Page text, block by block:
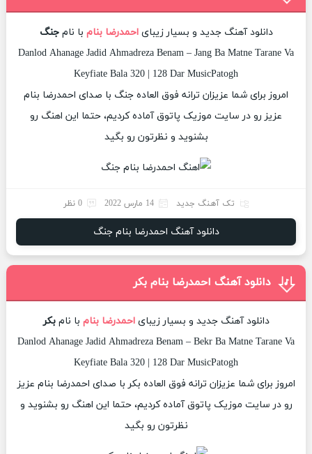
دانلود آهنگ جدید و بسیار زیبایاحمدرضا بنام با نامجنگ
Danlod Ahanage Jadid Ahmadreza Benam – Jang Ba Matne Tarane Va
Keyfiate Bala 320 | 128 Dar MusicPatogh
امروز برای شما عزیزان ترانه فوق العاده جنگ با صدای احمدرضا بنام
عزیز رو در سایت موزیک پاتوق آماده کردیم، حتما این اهنگ رو
بشنوید و نظرتون رو بگید
تک آهنگ جدید 14 مارس 2022 0 نظر
دانلود آهنگ احمدرضا بنام جنگ
دانلود آهنگ احمدرضا بنام بکر
دانلود آهنگ جدید و بسیار زیبایاحمدرضا بنام با نامبکر
Danlod Ahanage Jadid Ahmadreza Benam – Bekr Ba Matne Tarane Va
Keyfiate Bala 320 | 128 Dar MusicPatogh
امروز برای شما عزیزان ترانه فوق العاده بکر با صدای احمدرضا بنام عزیز
رو در سایت موزیک پاتوق آماده کردیم، حتما این اهنگ رو بشنوید و
نظرتون رو بگید